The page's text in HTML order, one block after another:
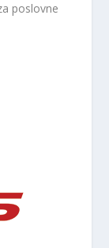
poslovne